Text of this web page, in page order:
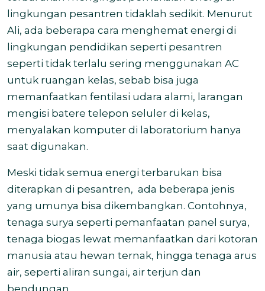
lingkungan pesantren tidaklah sedikit. Menurut
Ali, ada beberapa cara menghemat energi di
lingkungan pendidikan seperti pesantren
seperti tidak terlalu sering menggunakan AC
untuk ruangan kelas, sebab bisa juga
memanfaatkan fentilasi udara alami, larangan
mengisi batere telepon seluler di kelas,
menyalakan komputer di laboratorium hanya
saat digunakan.
Meski tidak semua energi terbarukan bisa
diterapkan di pesantren, ada beberapa jenis
yang umunya bisa dikembangkan. Contohnya,
tenaga surya seperti pemanfaatan panel surya,
tenaga biogas lewat memanfaatkan dari kotoran
manusia atau hewan ternak, hingga tenaga arus
air, seperti aliran sungai, air terjun dan
bendungan.